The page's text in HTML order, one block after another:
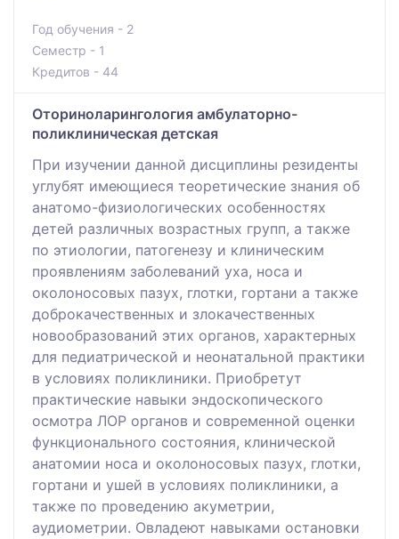
Год обучения - 2
Семестр - 1
Кредитов - 44
Оториноларингология амбулаторно-
поликлиническая детская
При изучении данной дисциплины резиденты
углубят имеющиеся теоретические знания об
анатомо-физиологических особенностях
детей различных возрастных групп, а также
по этиологии, патогенезу и клиническим
проявлениям заболеваний уха, носа и
околоносовых пазух, глотки, гортани а также
доброкачественных и злокачественных
новообразований этих органов, характерных
для педиатрической и неонатальной практики
в условиях поликлиники. Приобретут
практические навыки эндоскопического
осмотра ЛОР органов и современной оценки
функционального состояния, клинической
анатомии носа и околоносовых пазух, глотки,
гортани и ушей в условиях поликлиники, а
также по проведению акуметрии,
аудиометрии. Овладеют навыками остановки